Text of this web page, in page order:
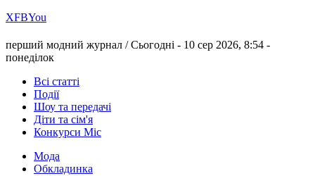
ХFBYou
перший модний журнал /Сьогодні - 10 сер 2026, 8:54 -
понеділок
Всі статті
Події
Шоу та передачі
Діти та сім'я
Конкурси Міс
Мода
Обкладинка